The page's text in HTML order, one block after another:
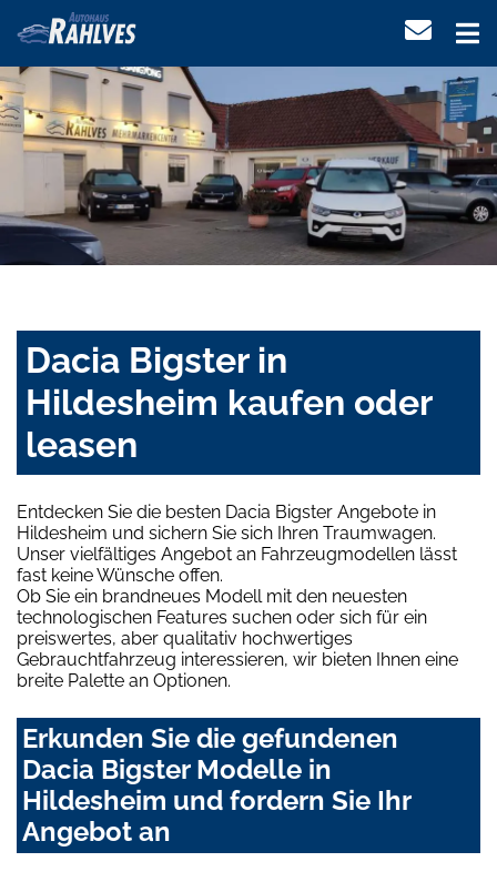
Dacia Bigster in
Hildesheim kaufen oder
leasen
Entdecken Sie die besten Dacia Bigster Angebote in
Hildesheim und sichern Sie sich Ihren Traumwagen.
Unser vielfältiges Angebot an Fahrzeugmodellen lässt
fast keine Wünsche offen.
Ob Sie ein brandneues Modell mit den neuesten
technologischen Features suchen oder sich für ein
preiswertes, aber qualitativ hochwertiges
Gebrauchtfahrzeug interessieren, wir bieten Ihnen eine
breite Palette an Optionen.
Erkunden Sie die gefundenen
Dacia Bigster Modelle in
Hildesheim und fordern Sie Ihr
Angebot an